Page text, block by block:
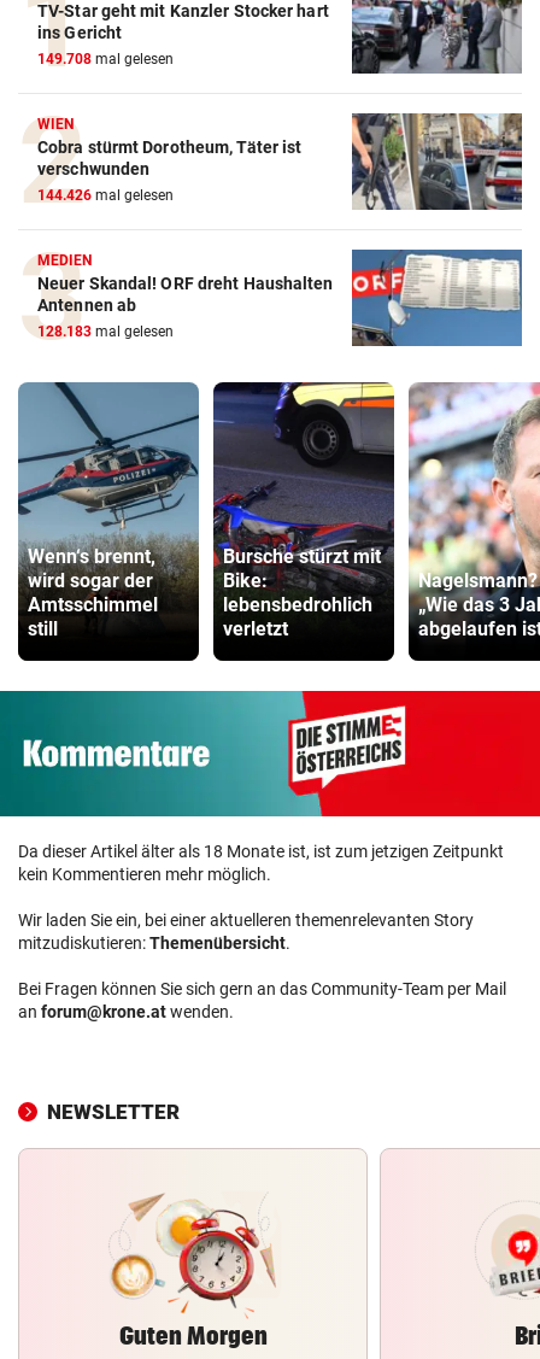
TV-Star geht mit Kanzler Stocker hart
ins Gericht
149.708 mal gelesen
WIEN
Cobra stürmt Dorotheum, Täter ist
verschwunden
144.426 mal gelesen
MEDIEN
Neuer Skandal! ORF dreht Haushalten
Antennen ab
128.183 mal gelesen
Wenn‘s brennt,
wird sogar der
Amtsschimmel
still
Bursche stürzt mit
Bike:
lebensbedrohlich
verletzt
Nagelsmann?
„Wie das 3
abgelaufen
Da dieser Artikel älter als 18 Monate ist, ist zum jetzigen Zeitpunkt
kein Kommentieren mehr möglich.
Wir laden Sie ein, bei einer aktuelleren themenrelevanten Story
mitzudiskutieren:Themenübersicht.
Bei Fragen können Sie sich gern an das Community-Team per Mail
an forum@krone.atwenden.
NEWSLETTER
Guten Morgen